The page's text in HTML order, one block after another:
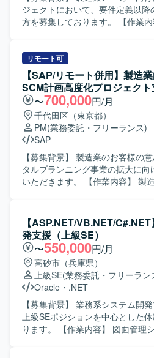
構造化し、関係者へ分かりやす
します。 ビジネス部門やベンダ
る方を想定しています。 【ポジションの魅力】 大手企業の
基幹システムにおける新機能開発
から関わることができ、ビジネス
い立場で価値提供できるポジショ
計、各種レビューを通じて、シス
務知見を深めることができます。
ただく場合は、要件定義や仕様調
発メンバーとの技術的な対話を通
する経験を積むことができます。 【開発環境】 基幹システ
ムの新機能開発プロジェクトに
工程を中心とした環境での業務と
ジェクトにおいて、要件定義以
方を募集しております。 【作業内容】 製造業メーカー向け
番移行までの各フェーズで要件整
いただきます。 【求める人物像】 関係者と円滑にコミュニ
ケーションを取りながら、自走し
推進いただける方を求めておりま
アリングを通じて業務を整理し、
まとめることに前向きに取り組ん
いです。 【ポジションの魅力】 長期の刷新プロジェクトに
上流工程から関与していただける
移行まで一連の工程を経験でき
造業の調達業務に関する知見を
キルを高めていただけます。 【開発環境】 Webシステム開
リモート可
【SAP/リモート併用】製造
SCM計画高度化プロジェク
〜700,000円/月
千代田区（東京都）
PM(業務委託・フリーランス)
SAP
【募集背景】 製造業のお客様の
タルプランニング事業の拡大に
いただきます。 【作業内容】 製造業向けのSAP IBP導入お
だきます。組立またはプロセス製
ェーン計画(PSI)業務を踏まえ、要
高度化に向けた支援を実施いただ
推進や関係者との調整を通じて、
ていただきます。 【求める人物像】 生産管理または生産計
画に関する深い業務理解をお持ち
ェクトを推進いただける方を求め
にコミュニケーションを取りなが
導ける方にご参画いただきたいです。 【ポジシ
力】 製造業のサプライチェーン
【ASP.NET/VB.NET/
発支援（上級SE）
〜550,000円/月
高砂市（兵庫県）
上級SE(業務委託・フリーラン
Oracle ・ .NET
【募集背景】 業務系システム開
上級SEポジションを中心とした
ります。 【作業内容】 図面管理システム、物流管理システ